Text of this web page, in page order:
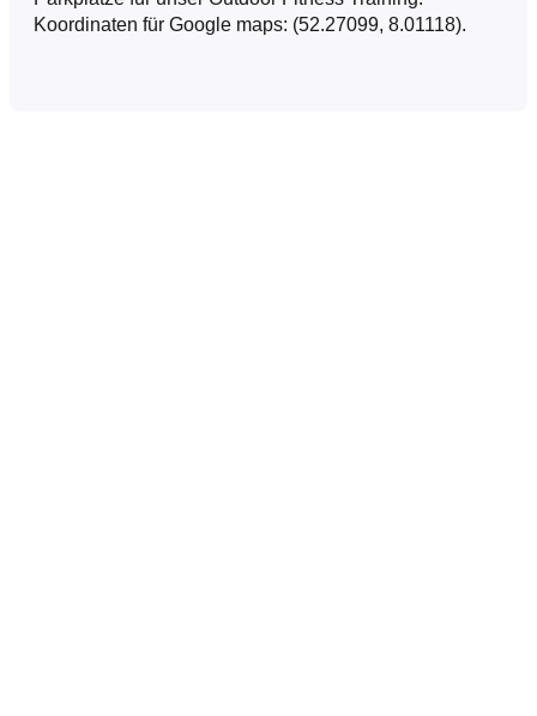
Koordinaten für Google maps: (52.27099, 8.01118).